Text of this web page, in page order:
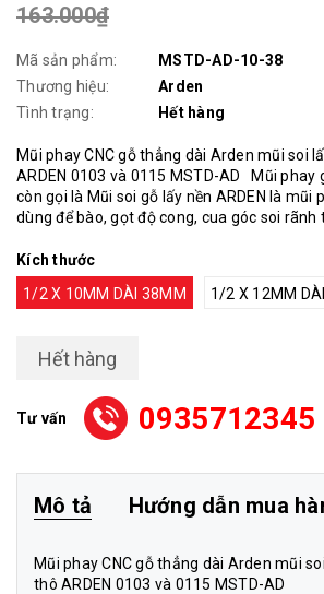
163.000₫
Mã sản phẩm:
MSTD-AD-10-38
Thương hiệu:
Arden
Tình trạng:
Hết hàng
Mũi phay CNC gỗ thẳng dài Arden mũi soi
ARDEN 0103 và 0115 MSTD-AD Mũi phay
còn gọi là Mũi soi gỗ lấy nền ARDEN là mũi
dùng để bào, gọt độ cong, cua góc soi rãnh
Kích thước
1/2 X 10MM DÀI 38MM
1/2 X 12MM
Hết hàng
Tư vấn 0935712345
Mô tả Hướng dẫn mua
Mũi phay CNC gỗ thẳng dài Arden mũi
thô ARDEN 0103 và 0115 MSTD-AD